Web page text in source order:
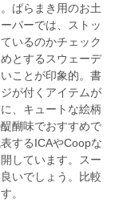
ばらまき用のお土
パーでは、ストッ
いるのかチェック
とするスウェーデ
ことが印象的。書
が付くアイテムが
、キュートな絵柄
醐味でおすすめで
するICAやCoopな
しています。スー
いでしょう。比較
。